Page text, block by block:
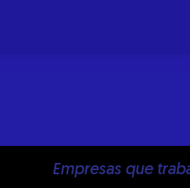
Empresas que